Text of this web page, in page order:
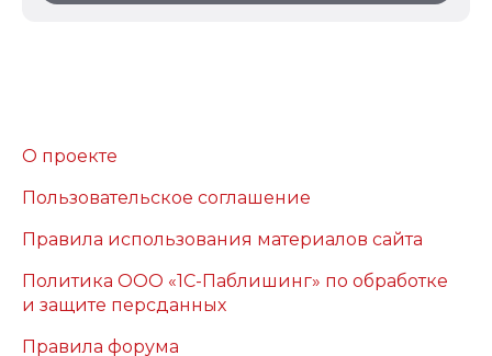
О проекте
Пользовательское соглашение
Правила использования материалов сайта
Политика ООО «1С-Паблишинг» по обработке
и защите персданных
Правила форума